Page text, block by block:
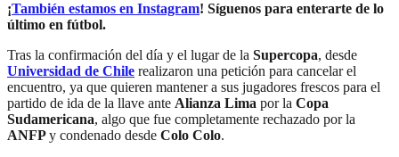
¡También estamos en Instagram! Síguenos para enterarte de lo
último en fútbol.
Tras la confirmación del día y el lugar de la Supercopa, desde
Universidad de Chile realizaron una petición para cancelar el
encuentro, ya que quieren mantener a sus jugadores frescos para el
partido de ida de la llave ante Alianza Lima por la Copa
Sudamericana, algo que fue completamente rechazado por la
ANFPy condenado desde Colo Colo.